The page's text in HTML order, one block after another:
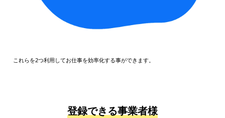
これらを2つ利用してお仕事を効率化する事ができます。
登録できる事業者様